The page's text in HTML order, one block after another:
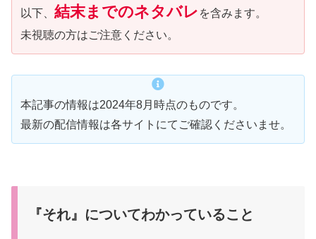
以下、 結末までのネタバレ を含みます。
未視聴の方はご注意ください。
本記事の情報は2024年8月時点のものです。
最新の配信情報は各サイトにてご確認くださいませ。
『それ』についてわかっていること